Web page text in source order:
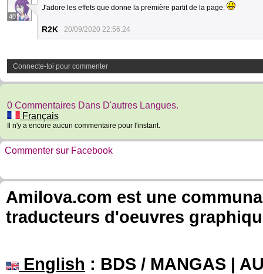
40
J'adore les effets que donne la première partit de la page.
R2K 20/09/2020 22:56:24
Connecte-toi pour commenter
0 Commentaires Dans D'autres Langues.
Français
Il n'y a encore aucun commentaire pour l'instant.
Commenter sur Facebook
Amilova.com est une
traducteurs d'oeuvres
English : BDS / MANGAS |